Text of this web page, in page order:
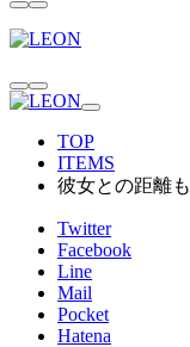
TOP
ITEMS
彼女との距離
Twitter
Facebook
Line
Mail
Pocket
Hatena